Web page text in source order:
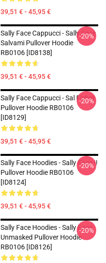
39,51 € - 45,95 €
Sally Face Cappucci - Sally Face
Salvami Pullover Hoodie
RB0106 [ID8138]
39,51 € - 45,95 €
-20%
Sally Face Cappucci - Sal Fisher
Pullover Hoodie RB0106
[ID8129]
39,51 € - 45,95 €
-20%
Sally Face Hoodies - Sally Face !!
Pullover Hoodie RB0106
[ID8124]
39,51 € - 45,95 €
-20%
Sally Face Hoodies - Sally Face
Unmasked Pullover Hoodie
RB0106 [ID8126]
-20%